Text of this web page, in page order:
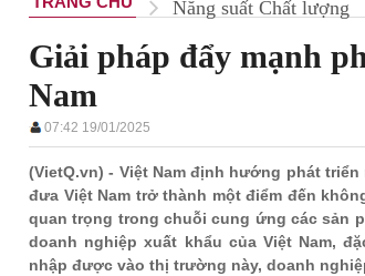
Năng suất Chất lượng
Giải pháp đẩy mạnh
Nam
07:42 19/01/2025
(VietQ.vn) - Việt Nam định hướng phát
đưa Việt Nam trở thành một điểm đến
quan trọng trong chuỗi cung ứng các sản
doanh nghiệp xuất khẩu của Việt Nam,
nhập được vào thị trường này, doanh